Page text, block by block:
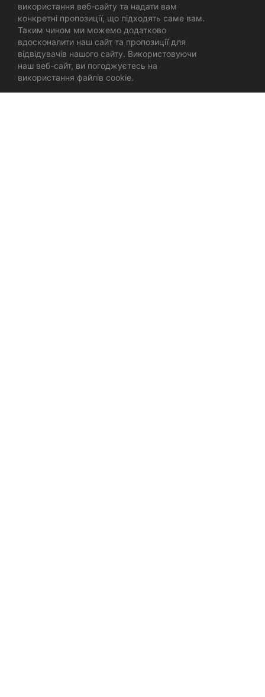
використання веб-сайту та надати вам
конкретні пропозиції, що підходять саме вам.
Таким чином ми можемо додатково
вдосконалити наш сайт та пропозиції для
відвідувачів нашого сайту. Використовуючи
наш веб-сайт, ви погоджуєтесь на
використання файлів cookie.